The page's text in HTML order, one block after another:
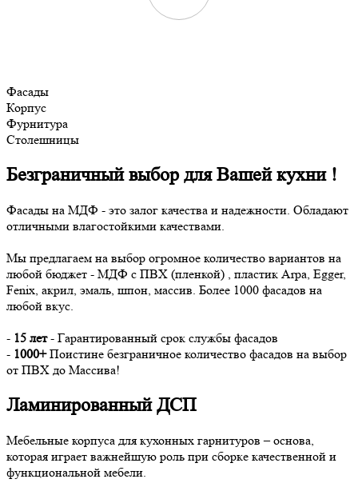
Фасады
Корпус
Фурнитура
Столешницы
Безграничный выбор для Вашей кухни !
Фасады на МДФ - это залог качества и надежности. Обладают
отличными влагостойкими качествами.
Мы предлагаем на выбор огромное количество вариантов на
любой бюджет - МДФ с ПВХ (пленкой) , пластик Arpa, Egger,
Fenix, акрил, эмаль, шпон, массив. Более 1000 фасадов на
любой вкус.
- 15 лет- Гарантированный срок службы фасадов
- 1000+Поистине безграничное количество фасадов на выбор
от ПВХ до Массива!
Ламинированный ДСП
Мебельные корпуса для кухонных гарнитуров – основа,
которая играет важнейшую роль при сборке качественной и
функциональной мебели.